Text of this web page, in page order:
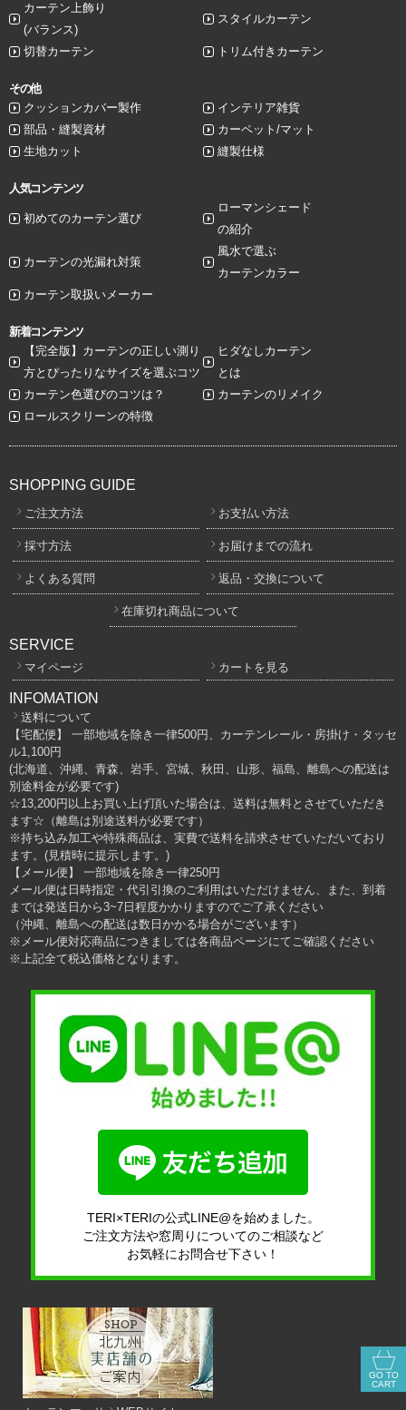
カーテン上飾り
(バランス)
スタイルカーテン
切替カーテン トリム付きカーテン
その他
クッションカバー製作
インテリア雑貨
部品・縫製資材
カーペット/マット
生地カット
縫製仕様
人気コンテンツ
初めてのカーテン選び
ローマンシェード
の紹介
カーテンの光漏れ対策
風水で選ぶ
カーテンカラー
カーテン取扱いメーカー
新着コンテンツ
【完全版】カーテンの正しい測り
方とぴったりなサイズを選ぶコツ
ヒダなしカーテン
とは
カーテン色選びのコツは？
カーテンのリメイク
ロールスクリーンの特徴
SHOPPING GUIDE
ご注文方法 お支払い方法
採寸方法 お届けまでの流れ
よくある質問 返品・交換について
在庫切れ商品について
SERVICE
マイページ カートを見る
INFOMATION
送料について
【宅配便】 一部地域を除き一律500円、カーテンレール・房掛け・タッセ
ル1,100円
(北海道、沖縄、青森、岩手、宮城、秋田、山形、福島、離島への配送は
別途料金が必要です)
☆13,200円以上お買い上げ頂いた場合は、送料は無料とさせていただき
ます☆（離島は別途送料が必要です）
※持ち込み加工や特殊商品は、実費で送料を請求させていただいており
ます。(見積時に提示します。)
【メール便】 一部地域を除き一律250円
メール便は日時指定・代引引換のご利用はいただけません、また、到着
までは発送日から3~7日程度かかりますのでご了承ください
（沖縄、離島への配送は数日かかる場合がございます）
※メール便対応商品につきましては各商品ページにてご確認ください
※上記全て税込価格となります。
TERI×TERIの公式LINE@を始めました。
ご注文方法や窓周りについてのご相談など
お気軽にお問合せ下さい！
GO TO
CART